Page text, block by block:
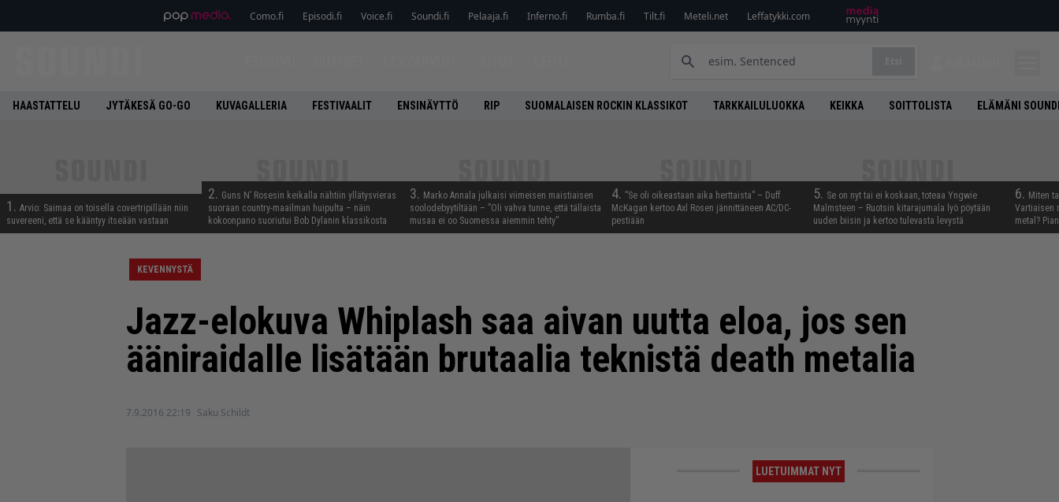
Como.fi Episodi.fi Voice.fi Soundi.fi Pelaaja.fi Inferno.fi Rumba.fi Tilt.fi Meteli.net Leffatykki.com
HAASTATTELU JYTÄKESÄ GO-GO KUVAGALLERIA FESTIVAALIT ENSINÄYTTÖ RIP SUOMALAISEN ROCKIN KLASSIKOT TARKKAILULUOKKA KEIKKA SOITTOLISTA ELÄMÄNI
1. Arvio: Saimaa on toisella covertripillään niin
suvereeni, että se kääntyy itseään vastaan
2. Guns N’ Rosesin keikalla nähtiin yllätysvieras
suoraan country-maailman huipulta – näin
kokoonpano suoriutui Bob Dylanin klassikosta
3. Marko Annala julkaisi viimeisen maistiaisen
soolodebyytiltään – ”Oli vahva tunne, että tällaista
musaa ei oo Suomessa aiemmin tehty”
4. ”Se oli oikeastaan aika herttaista” – Duff
McKagan kertoo Axl Rosen jännittäneen AC/DC-
pestiään
5. Se on nyt tai ei koskaan, toteaa Yngwie
Malmsteen – Ruotsin kitarajumala lyö pöytään
uuden biisin ja kertoo tulevasta levystä
6. Miten
Vartiaisen
metal?
KEVENNYSTÄ
Jazz-elokuva Whiplash saa aivan uutta eloa, jos sen
ääniraidalle lisätään brutaalia teknistä death metalia
7.9.2016 22:19 Saku Schildt
LUETUIMMAT NYT